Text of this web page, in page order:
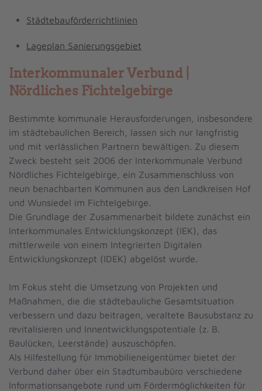
Städtebauförderrichtlinien
Lageplan Sanierungsgebiet
Interkommunaler Verbund |
Nördliches Fichtelgebirge
Bestimmte kommunale Herausforderungen, insbesondere
im städtebaulichen Bereich, lassen sich nur langfristig
und mit verlässlichen Partnern bewältigen. Zu diesem
Zweck besteht seit 2006 der Interkommunale Verbund
Nördliches Fichtelgebirge, ein Zusammenschluss von
neun benachbarten Kommunen aus den Landkreisen Hof
und Wunsiedel im Fichtelgebirge.
Die Grundlage der Zusammenarbeit bildete zunächst ein
Interkommunales Entwicklungskonzept (IEK), das
mittlerweile von einem Integrierten Digitalen
Entwicklungskonzept (IDEK) abgelöst wurde.
Im Fokus steht die Umsetzung von Projekten und
Maßnahmen, die die städtebauliche Gesamtsituation
verbessern und dazu beitragen, veraltete Bausubstanz zu
revitalisieren und Innentwicklungspotentiale (z. B.
Baulücken, Leerstände) auszuschöpfen.
Als Hilfestellung für Immobilieneigentümer bietet der
Verbund daher über ein Stadtumbaubüro verschiedene
Informationsangebote rund um Fördermöglichkeiten für